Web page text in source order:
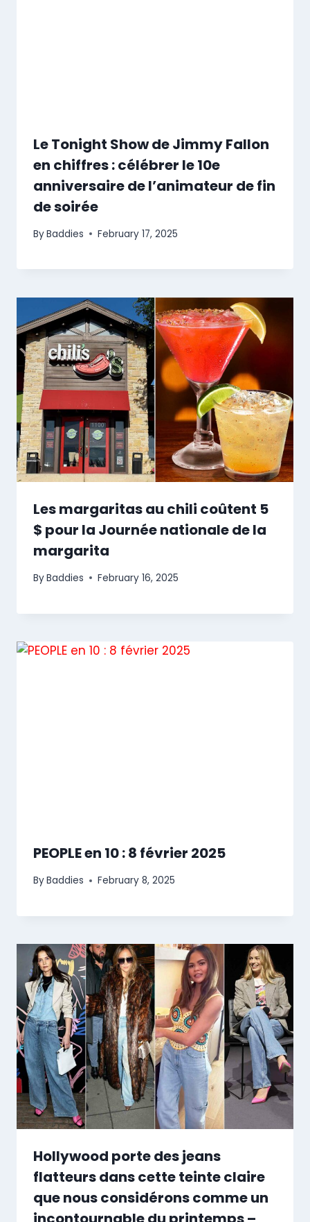
Le Tonight Show de Jimmy Fallon
en chiffres : célébrer le 10e
anniversaire de l’animateur de fin
de soirée
ByBaddies February 17, 2025
Les margaritas au chili coûtent 5
$ pour la Journée nationale de la
margarita
ByBaddies February 16, 2025
PEOPLE en 10 : 8 février 2025
ByBaddies February 8, 2025
Hollywood porte des jeans
flatteurs dans cette teinte claire
que nous considérons comme un